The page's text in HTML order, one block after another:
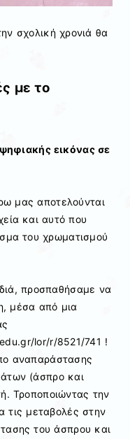
σχολική χρονιά θα
με το
εικόνας σε
μας αποτελούνται
και αυτό που
του χρωματισμού
προσπαθήσαμε να
μέσα από μια
lor/r/8521/741 !
αναπαράστασης
(άσπρο και
Τροποποιώντας την
τις μεταβολές στην
του άσπρου και